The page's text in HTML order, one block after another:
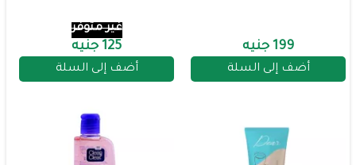
199 جنيه
أضف إلى السلة
غير متوفر
125 جنيه
أضف إلى السلة